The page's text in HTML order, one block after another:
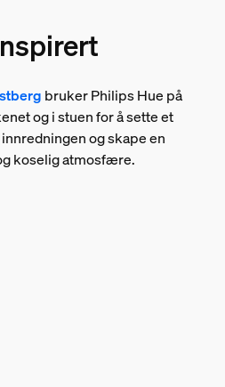
bruker Philips Hue på
og i stuen for å sette et
og skape en
koselig atmosfære.